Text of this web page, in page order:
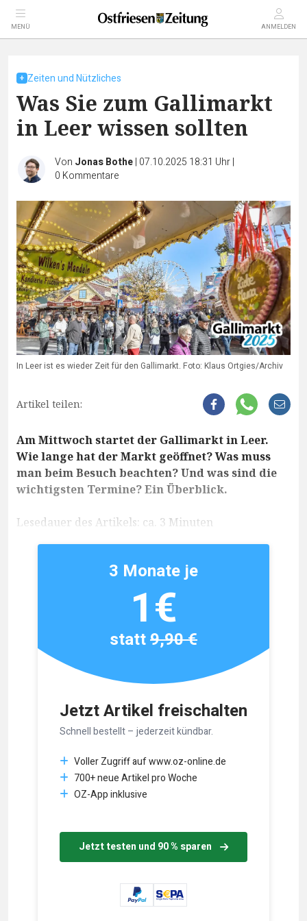
MENÜ ANMELDEN
Zeiten und Nützliches
Was Sie zum Gallimarkt
in Leer wissen sollten
Von Jonas Bothe| 07.10.2025 18:31 Uhr|
0 Kommentare
In Leer ist es wieder Zeit für den Gallimarkt. Foto: Klaus Ortgies/Archiv
Artikel teilen:
Am Mittwoch startet der Gallimarkt in Leer.
Wie lange hat der Markt geöffnet? Was muss
man beim Besuch beachten? Und was sind die
wichtigsten Termine? Ein Überblick.
Lesedauer des Artikels: ca. 3 Minuten
Jetzt Artikel freischalten
Schnell bestellt – jederzeit kündbar.
Voller Zugriff auf www.oz-online.de
700+ neue Artikel pro Woche
OZ-App inklusive
Jetzt testen und 90 % sparen
3 Monate je
1€
statt9,90 €